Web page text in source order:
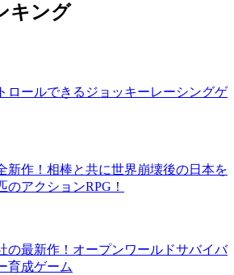
キング
ロールできるジョッキーレーシングゲ
新作！相棒と共に世界崩壊後の日本を
アクションRPG！
の最新作！オープンワールドサバイバ
育成ゲーム